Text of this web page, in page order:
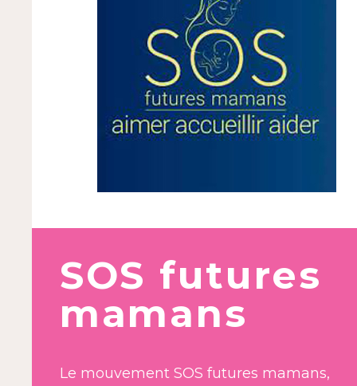
SOS futures
mamans
Le mouvement SOS futures mamans,